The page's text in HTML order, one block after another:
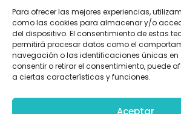
Para ofrecer las mejores experiencias,
como las cookies para almacenar y/o
del dispositivo. El consentimiento de estas
permitirá procesar datos como el
navegación o las identificaciones únicas en
consentir o retirar el consentimiento, puede
a ciertas características y funciones.
Aceptar
Política
BONPILATES S.L. ha sido beneficiaria
Desarrollo Regional cuyo objetivo es
calidad de las tecnologías de la
apps móviles, otro de Desarrollo de